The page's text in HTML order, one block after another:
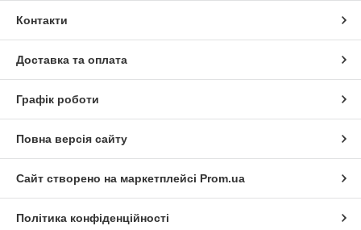
Контакти
Доставка та оплата
Графік роботи
Повна версія сайту
Сайт створено на маркетплейсі Prom.ua
Політика конфіденційності